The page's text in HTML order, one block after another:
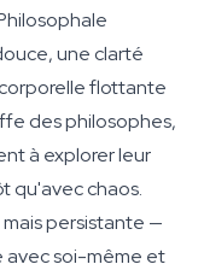
une clarté
flottante
des philosophes,
à explorer leur
qu'avec chaos.
persistante —
avec soi-même et